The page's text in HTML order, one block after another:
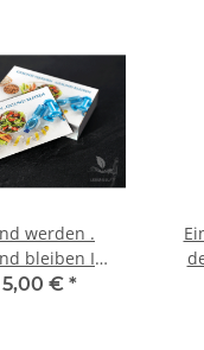
werden .
bleiben I
5,00 € *